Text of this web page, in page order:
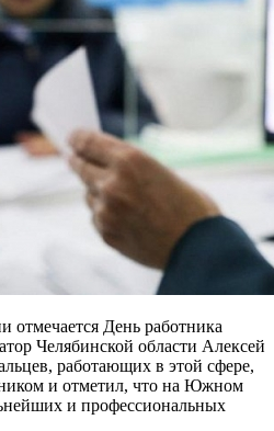
отмечается День работника
Челябинской области Алексей
работающих в этой сфере,
и отметил, что на Южном
и профессиональных